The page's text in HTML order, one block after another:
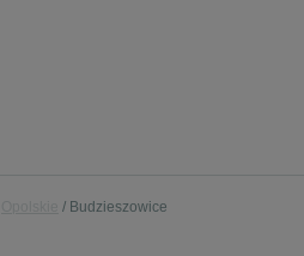
Budzieszowice